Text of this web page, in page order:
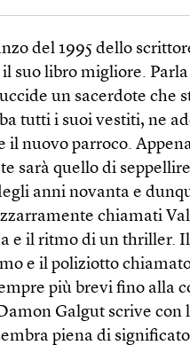
del 1995 dello
suo libro migliore.
un sacerdote che
tutti i suoi vestiti, ne
il nuovo parroco.
sarà quello di
anni novanta e
chiamati
e il ritmo di un thriller.
e il poliziotto
più brevi fino alla
Galgut scrive con
piena di